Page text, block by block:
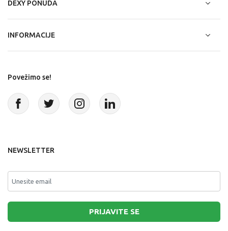
DEXY PONUDA
INFORMACIJE
Povežimo se!
NEWSLETTER
PRIJAVITE SE